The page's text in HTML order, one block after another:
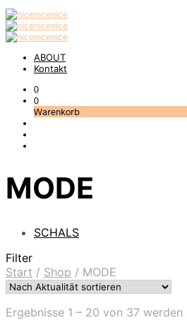
ABOUT
Kontakt
0
0
Warenkorb
MODE
SCHALS
Filter
Start / Shop / MODE
Ergebnisse 1 – 20 von 37